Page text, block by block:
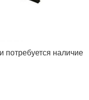
потребуется наличие